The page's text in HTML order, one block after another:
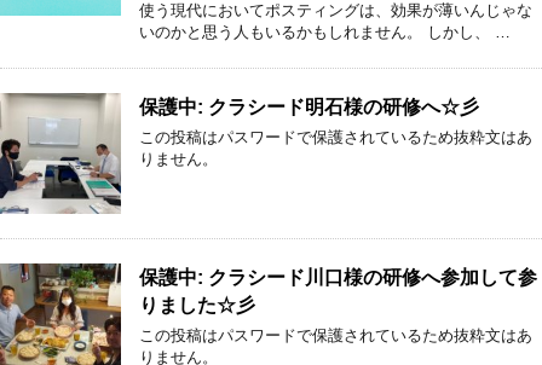
使う現代においてポスティングは、効果が薄いんじゃな
いのかと思う人もいるかもしれません。 しかし、 …
保護中: クラシード明石様の研修へ☆彡
この投稿はパスワードで保護されているため抜粋文はあ
りません。
保護中: クラシード川口様の研修へ参加して参
りました☆彡
この投稿はパスワードで保護されているため抜粋文はあ
りません。